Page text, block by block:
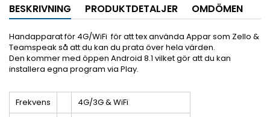
BESKRIVNING PRODUKTDETALJER OMDÖMEN
Handapparat för 4G/WiFi för att tex använda Appar som Zello &
Teamspeak så att du kan du prata över hela värden.
Den kommer med öppen Android 8.1 vilket gör att du kan
installera egna program via Play.
Frekvens
4G/3G & WiFi